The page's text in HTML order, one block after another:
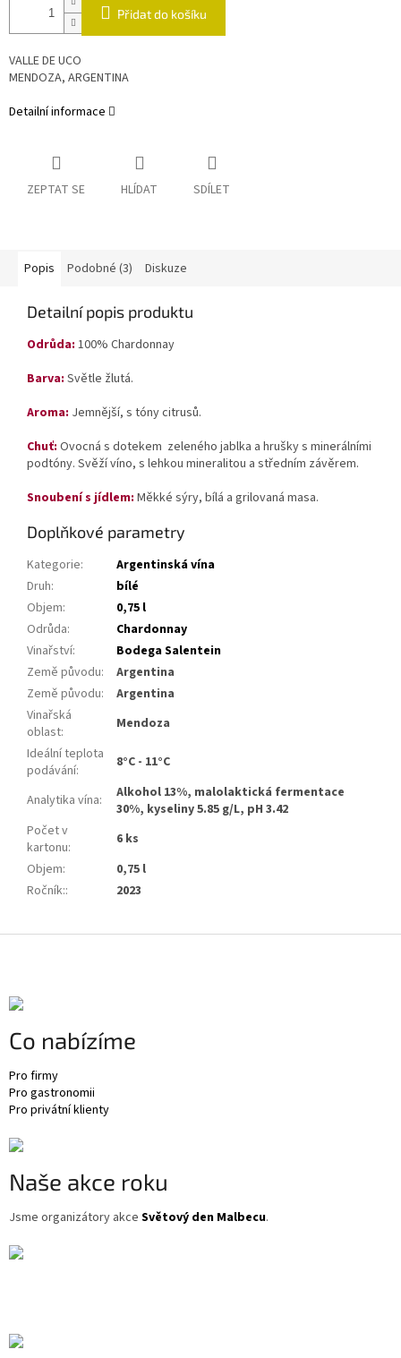
Přidat do košíku
VALLE DE UCO
MENDOZA, ARGENTINA
Detailní informace
ZEPTAT SE HLÍDAT SDÍLET
Popis Podobné (3) Diskuze
Detailní popis produktu
Odrůda: 100% Chardonnay
Barva: Světle žlutá.
Aroma: Jemnější, s tóny citrusů.
Chuť: Ovocná s dotekem zeleného jablka a hrušky s minerálními
podtóny. Svěží víno, s lehkou mineralitou a středním závěrem.
Snoubení s jídlem: Měkké sýry, bílá a grilovaná masa.
Doplňkové parametry
Kategorie:
Argentinská vína
Druh:
bílé
Objem:
0,75 l
Odrůda:
Chardonnay
Vinařství:
Bodega Salentein
Země původu:
Argentina
Země původu:
Argentina
Vinařská
oblast:
Mendoza
Ideální teplota
podávání: 8°C - 11°C
Analytika vína:
Alkohol 13%, malolaktická fermentace
30%, kyseliny 5.85 g/L, pH 3.42
Počet v
kartonu:
6 ks
Objem:
0,75 l
Ročník:: 2023
Co nabízíme
Pro firmy
Pro gastronomii
Pro privátní klienty
Naše akce roku
Jsme organizátory akce Světový den Malbecu.